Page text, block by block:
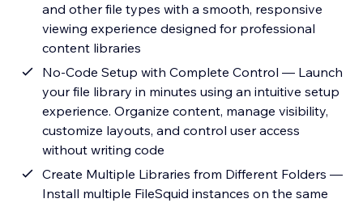
and other file types with a smooth, responsive
viewing experience designed for professional
content libraries
No-Code Setup with Complete Control — Launch
your file library in minutes using an intuitive setup
experience. Organize content, manage visibility,
customize layouts, and control user access
without writing code
Create Multiple Libraries from Different Folders —
Install multiple FileSquid instances on the same